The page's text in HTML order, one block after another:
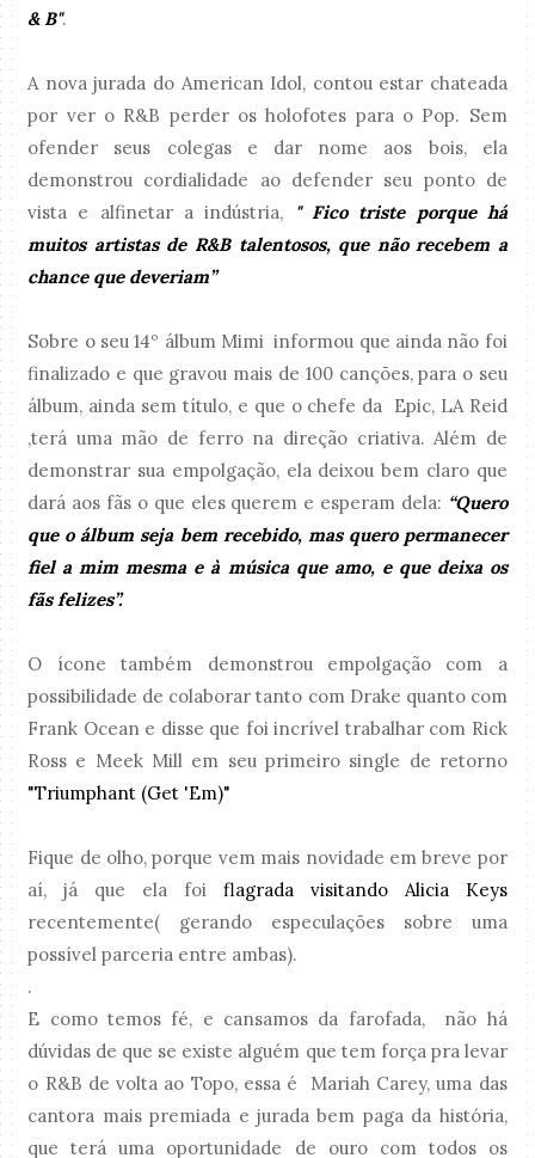
& B".
A nova jurada do American Idol, contou estar chateada
por ver o R&B perder os holofotes para o Pop. Sem
ofender seus colegas e dar nome aos bois, ela
demonstrou cordialidade ao defender seu ponto de
vista e alfinetar a indústria,
" Fico triste porque há
muitos artistas de R&B talentosos, que não recebem a
chance que deveriam”
Sobre o seu 14º álbum Mimi informou que ainda não foi
finalizado e que gravou mais de 100 canções, para o seu
álbum, ainda sem título, e que o chefe da Epic, LA Reid
,terá uma mão de ferro na direção criativa. Além de
demonstrar sua empolgação, ela deixou bem claro que
dará aos fãs o que eles querem e esperam dela: “Quero
que o álbum seja bem recebido, mas quero permanecer
fiel a mim mesma e à música que amo, e que deixa os
fãs felizes”.
O ícone também demonstrou empolgação com a
possibilidade de colaborar tanto com Drake quanto com
Frank Ocean e disse que foi incrível trabalhar com Rick
Ross e Meek Mill em seu primeiro single de retorno
"Triumphant (Get 'Em)"
Fique de olho, porque vem mais novidade em breve por
aí, já que ela foi flagrada visitando Alicia Keys
recentemente( gerando especulações sobre uma
possível parceria entre ambas).
.
E como temos fé, e cansamos da farofada, não há
dúvidas de que se existe alguém que tem força pra levar
o R&B de volta ao Topo, essa é Mariah Carey, uma das
cantora mais premiada e jurada bem paga da história,
que terá uma oportunidade de ouro com todos os